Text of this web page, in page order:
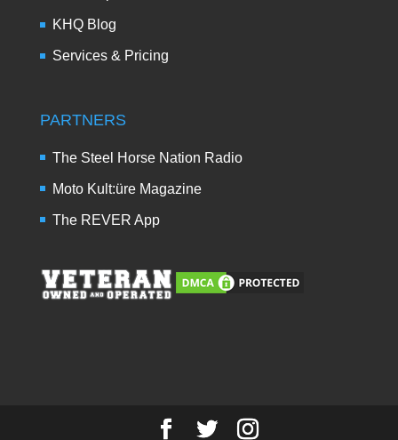
KHQ Blog
Services & Pricing
PARTNERS
The Steel Horse Nation Radio
Moto Kult:üre Magazine
The REVER App